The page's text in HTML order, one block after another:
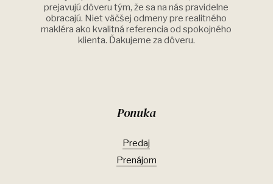
prejavujú dôveru tým, že sa na nás pravidelne
obracajú. Niet väčšej odmeny pre realitného
makléra ako kvalitná referencia od spokojného
klienta. Ďakujeme za dôveru.
Ponuka
Predaj
Prenájom